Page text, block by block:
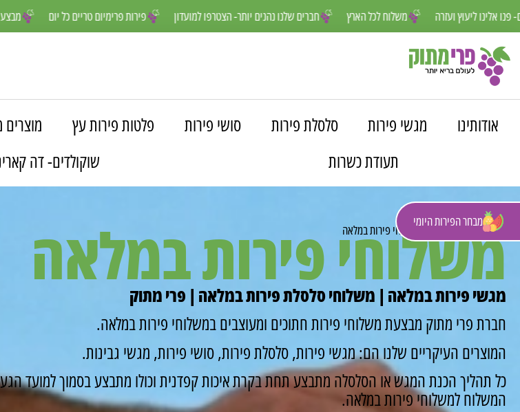
פירות פרימיום טריים כל חברים שלנו נהנים יותר- הצטרפו למועדון משלוח לכל הארץ פה למענכם- פנו אלינו ליעוץ ועזרה
מבחר הפירות היומי
אודותינו מגשי פירות סלסלת פירות סושי פירות פלטות פירות עץ
תעודת כשרות
שוקולדים- דה
פרי מתוק» משלוחים»משלוחי פירות במלאה
משלוחי פירות במלאה
מגשי פירות במלאה | משלוחי סלסלת פירות במלאה | פרי מתוק
חברת פרי מתוק מבצעת משלוחי פירות חתוכים ומעוצבים במשלוחי פירות במלאה.
המוצרים העיקריים שלנו הם: מגשי פירות, סלסלת פירות, סושי פירות, מגשי גבינות.
כל תהליך הכנת המגש או הסלסלה מתבצע תחת בקרת איכות קפדנית וכולו מתבצע בסמוך למועד
המשלוח למשלוחי פירות במלאה.